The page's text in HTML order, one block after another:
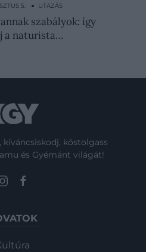
nyaralni…
5. ● UTAZÁS
szabályok: így
a naturista…
kíváncsiskodj, kóstolgass
és Gyémánt világát!